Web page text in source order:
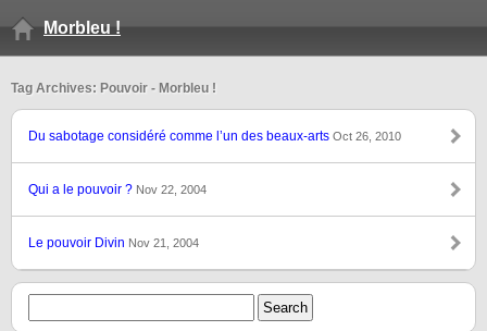
Morbleu !
Tag Archives: Pouvoir - Morbleu !
Du sabotage considéré comme l’un des beaux-arts Oct 26, 2010
Qui a le pouvoir ? Nov 22, 2004
Le pouvoir Divin Nov 21, 2004